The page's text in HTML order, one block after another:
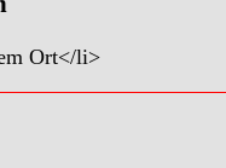
Ort</li>